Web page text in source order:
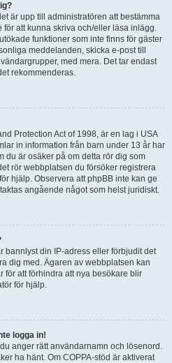
är upp till administratören att bestämma
att kunna skriva och/eller läsa inlägg.
funktioner som inte finns för gäster
meddelanden, skicka e-post till
med mera. Det tar endast
rekommenderas.
Protection Act of 1998, är en lag i USA
in information från barn under 13 år har
du är osäker på om detta rör dig som
rör webbplatsen du försöker registrera
hjälp. Observera att phpBB inte kan ge
angående något som helst juridiskt.
bannlyst din IP-adress eller förbjudit det
dig med. Ägaren av webbplatsen kan
för att förhindra att nya besökare blir
för hjälp.
logga in!
anger rätt användarnamn och lösenord.
ha hänt. Om COPPA-stöd är aktiverat